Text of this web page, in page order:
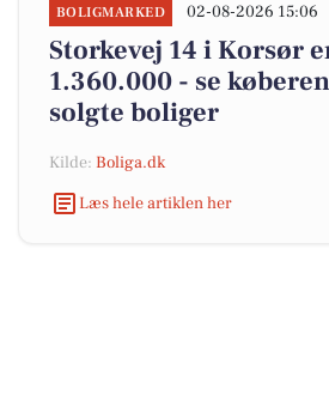
BOLIGMARKED 02-08-2026 15:06
Storkevej 14 i Korsør
1.360.000 - se
solgte boliger
Kilde: Boliga.dk
Læs hele artiklen her